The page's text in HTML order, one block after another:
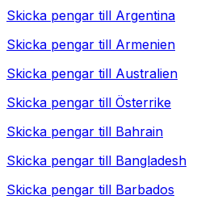
Skicka pengar till Argentina
Skicka pengar till Armenien
Skicka pengar till Australien
Skicka pengar till Österrike
Skicka pengar till Bahrain
Skicka pengar till Bangladesh
Skicka pengar till Barbados